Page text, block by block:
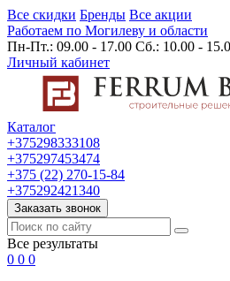
Все скидки Бренды Все акции
Работаем по Могилеву и области
Пн-Пт.: 09.00 - 17.00 Сб.: 10.00 -
Личный кабинет
Каталог
+375298333108
+375297453474
+375 (22) 270-15-84
+375292421340
Заказать звонок
Все результаты
0 0 0